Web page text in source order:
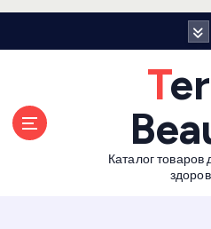
Terra
Каталог товаров